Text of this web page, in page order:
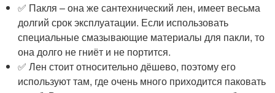
✅ Пакля – она же сантехнический лен, имеет весьма
долгий срок эксплуатации. Если использовать
специальные смазывающие материалы для пакли, то
она долго не гниёт и не портится.
✅ Лен стоит относительно дёшево, поэтому его
используют там, где очень много приходится паковать